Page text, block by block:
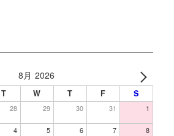
8月 2026
T W T F S
28 29 30 31 1
4 5 6 7 8